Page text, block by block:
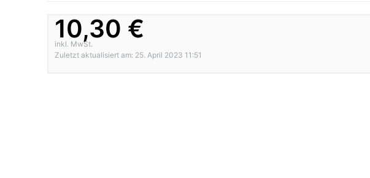
10,30 €
inkl. MwSt.
Zuletzt aktualisiert am: 25. April 2023 11:51